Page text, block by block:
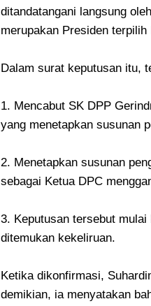
ditandatangani langsung
merupakan Presiden
Dalam surat keputusan itu,
1. Mencabut SK DPP
yang menetapkan susunan
2. Menetapkan susunan
sebagai Ketua DPC
3. Keputusan tersebut
ditemukan kekeliruan.
Ketika dikonfirmasi,
demikian, ia menyatakan